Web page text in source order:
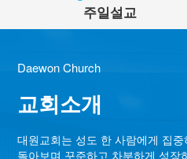
금광동-은행동
수정구
목현동
태전동
곤지암,광주
분당,도촌동
주일설교
Daewon Church
교회소개
대원교회는 성도 한 사람에게 집
돌아보며 꾸준하고 차분하게 성장